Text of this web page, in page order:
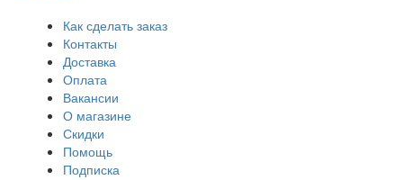
Как сделать заказ
Контакты
Доставка
Оплата
Вакансии
О магазине
Скидки
Помощь
Подписка